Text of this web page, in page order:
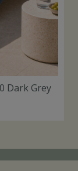
Dark Grey